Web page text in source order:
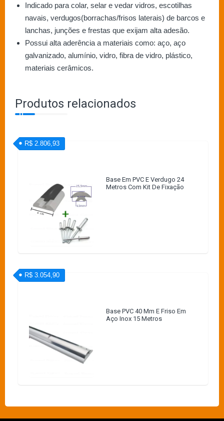
Indicado para colar, selar e vedar vidros, escotilhas
navais, verdugos(borrachas/frisos laterais) de barcos e
lanchas, junções e frestas que exijam alta adesão.
Possui alta aderência a materiais como: aço, aço
galvanizado, alumínio, vidro, fibra de vidro, plástico,
materiais cerâmicos.
Produtos relacionados
Base Em PVC E Verdugo 24
Metros Com Kit De Fixação
R$ 2.806,93
Base PVC 40 Mm E Friso Em
Aço Inox 15 Metros
R$ 3.054,90